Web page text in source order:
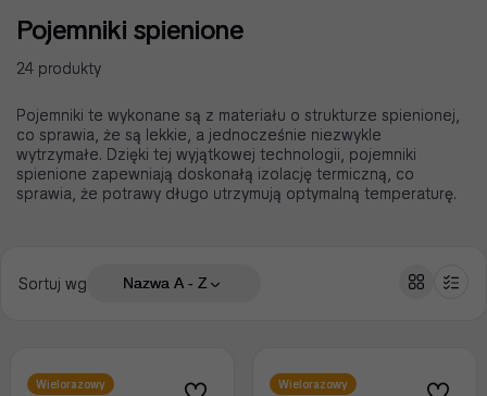
Pojemniki spienione
24 produkty
Pojemniki te wykonane są z materiału o strukturze spienionej,
co sprawia, że są lekkie, a jednocześnie niezwykle
wytrzymałe. Dzięki tej wyjątkowej technologii, pojemniki
spienione zapewniają doskonałą izolację termiczną, co
sprawia, że potrawy długo utrzymują optymalną temperaturę.
Sortuj wg Nazwa A - Z
Wielorazowy Wielorazowy